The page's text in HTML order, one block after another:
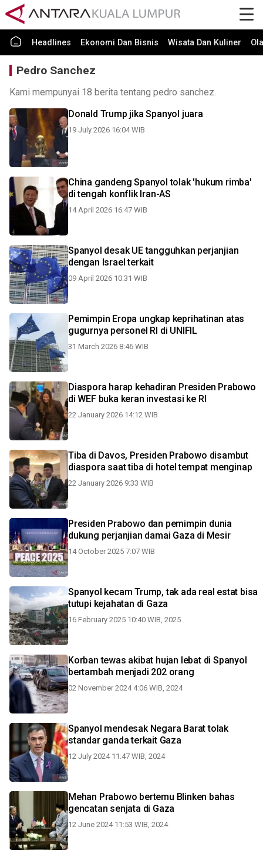
Headlines Ekonomi Dan Bisnis Wisata Dan Kuliner
Pedro Sanchez
Kami mempunyai 18 berita tentang pedro sanchez.
Donald Trump jika Spanyol juara
19 July 2026 16:04 WIB
China gandeng Spanyol tolak 'hukum rimba'
di tengah konflik Iran-AS
14 April 2026 16:47 WIB
Spanyol desak UE tangguhkan perjanjian
dengan Israel terkait
09 April 2026 10:31 WIB
Pemimpin Eropa ungkap keprihatinan atas
gugurnya personel RI di UNIFIL
31 March 2026 8:46 WIB
Diaspora harap kehadiran Presiden Prabowo
di WEF buka keran investasi ke RI
22 January 2026 14:12 WIB
Tiba di Davos, Presiden Prabowo disambut
diaspora saat tiba di hotel tempat menginap
22 January 2026 9:33 WIB
Presiden Prabowo dan pemimpin dunia
dukung perjanjian damai Gaza di Mesir
14 October 2025 7:07 WIB
Spanyol kecam Trump, tak ada real estat bisa
tutupi kejahatan di Gaza
16 February 2025 10:40 WIB, 2025
Korban tewas akibat hujan lebat di Spanyol
bertambah menjadi 202 orang
02 November 2024 4:06 WIB, 2024
Spanyol mendesak Negara Barat tolak
standar ganda terkait Gaza
12 July 2024 11:47 WIB, 2024
Mehan Prabowo bertemu Blinken bahas
gencatan senjata di Gaza
12 June 2024 11:53 WIB, 2024